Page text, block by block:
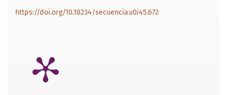
https://doi.org/10.18234/secuencia.v0i45.672